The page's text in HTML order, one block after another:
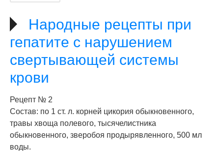
Народные рецепты при
гепатите с нарушением
свертывающей системы
крови
Рецепт № 2
Состав: по 1 ст. л. корней цикория обыкновенного,
травы хвоща полевого, тысячелистника
обыкновенного, зверобоя продырявленного, 500 мл
воды.